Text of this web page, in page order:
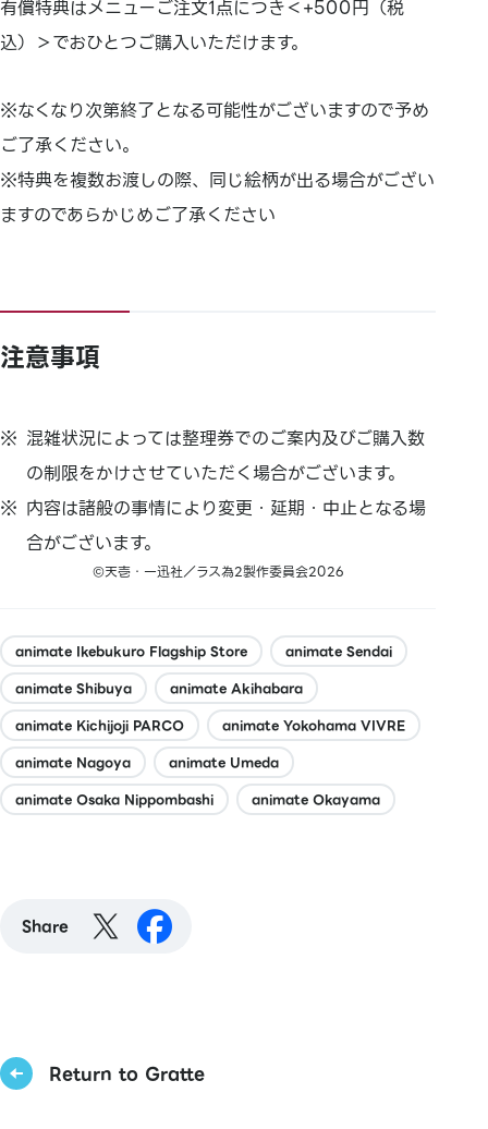
有償特典はメニューご注文1点につき＜+500円（税
込）＞でおひとつご購入いただけます。
※なくなり次第終了となる可能性がございますので予め
ご了承ください。
※特典を複数お渡しの際、同じ絵柄が出る場合がござい
ますのであらかじめご了承ください
注意事項
混雑状況によっては整理券でのご案内及びご購入数
の制限をかけさせていただく場合がございます。
内容は諸般の事情により変更・延期・中止となる場
合がございます。
©天壱・一迅社／ラス為2製作委員会2026
animate Ikebukuro Flagship Store
animate Sendai
animate Shibuya
animate Akihabara
animate Kichijoji PARCO
animate Yokohama VIVRE
animate Nagoya
animate Umeda
animate Osaka Nippombashi
animate Okayama
Share
Return to Gratte